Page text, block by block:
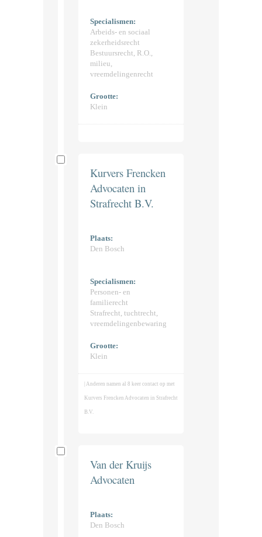
Specialismen:
Arbeids- en sociaal
zekerheidsrecht
Bestuursrecht, R.O.,
milieu,
vreemdelingenrecht
Grootte:
Klein
Kurvers Frencken
Advocaten in
Strafrecht B.V.
Plaats:
Den Bosch
Specialismen:
Personen- en
familierecht
Strafrecht, tuchtrecht,
vreemdelingenbewaring
Grootte:
Klein
| Anderen namen al 8 keer contact op met
Kurvers Frencken Advocaten in Strafrecht
B.V.
Van der Kruijs
Advocaten
Plaats:
Den Bosch